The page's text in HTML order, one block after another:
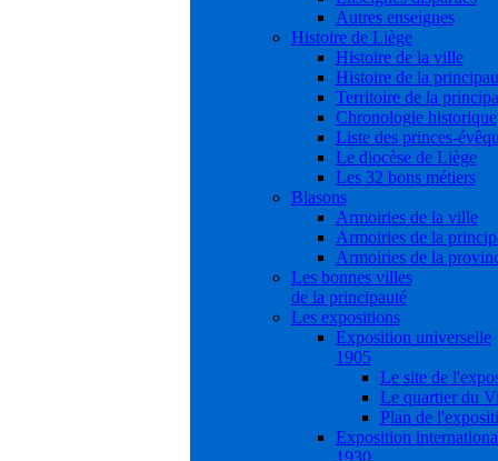
Autres enseignes
Histoire de Liège
Histoire de la ville
Histoire de la
Territoire de la
Chronologie historique
Liste des princes-
Le diocèse de Liège
Les 32 bons métiers
Blasons
Armoiries de la ville
Armoiries de la
Armoiries de la
Les bonnes villes
de la principauté
Les expositions
Exposition universelle
1905
Le site de
Le quartier du
Plan de
Exposition